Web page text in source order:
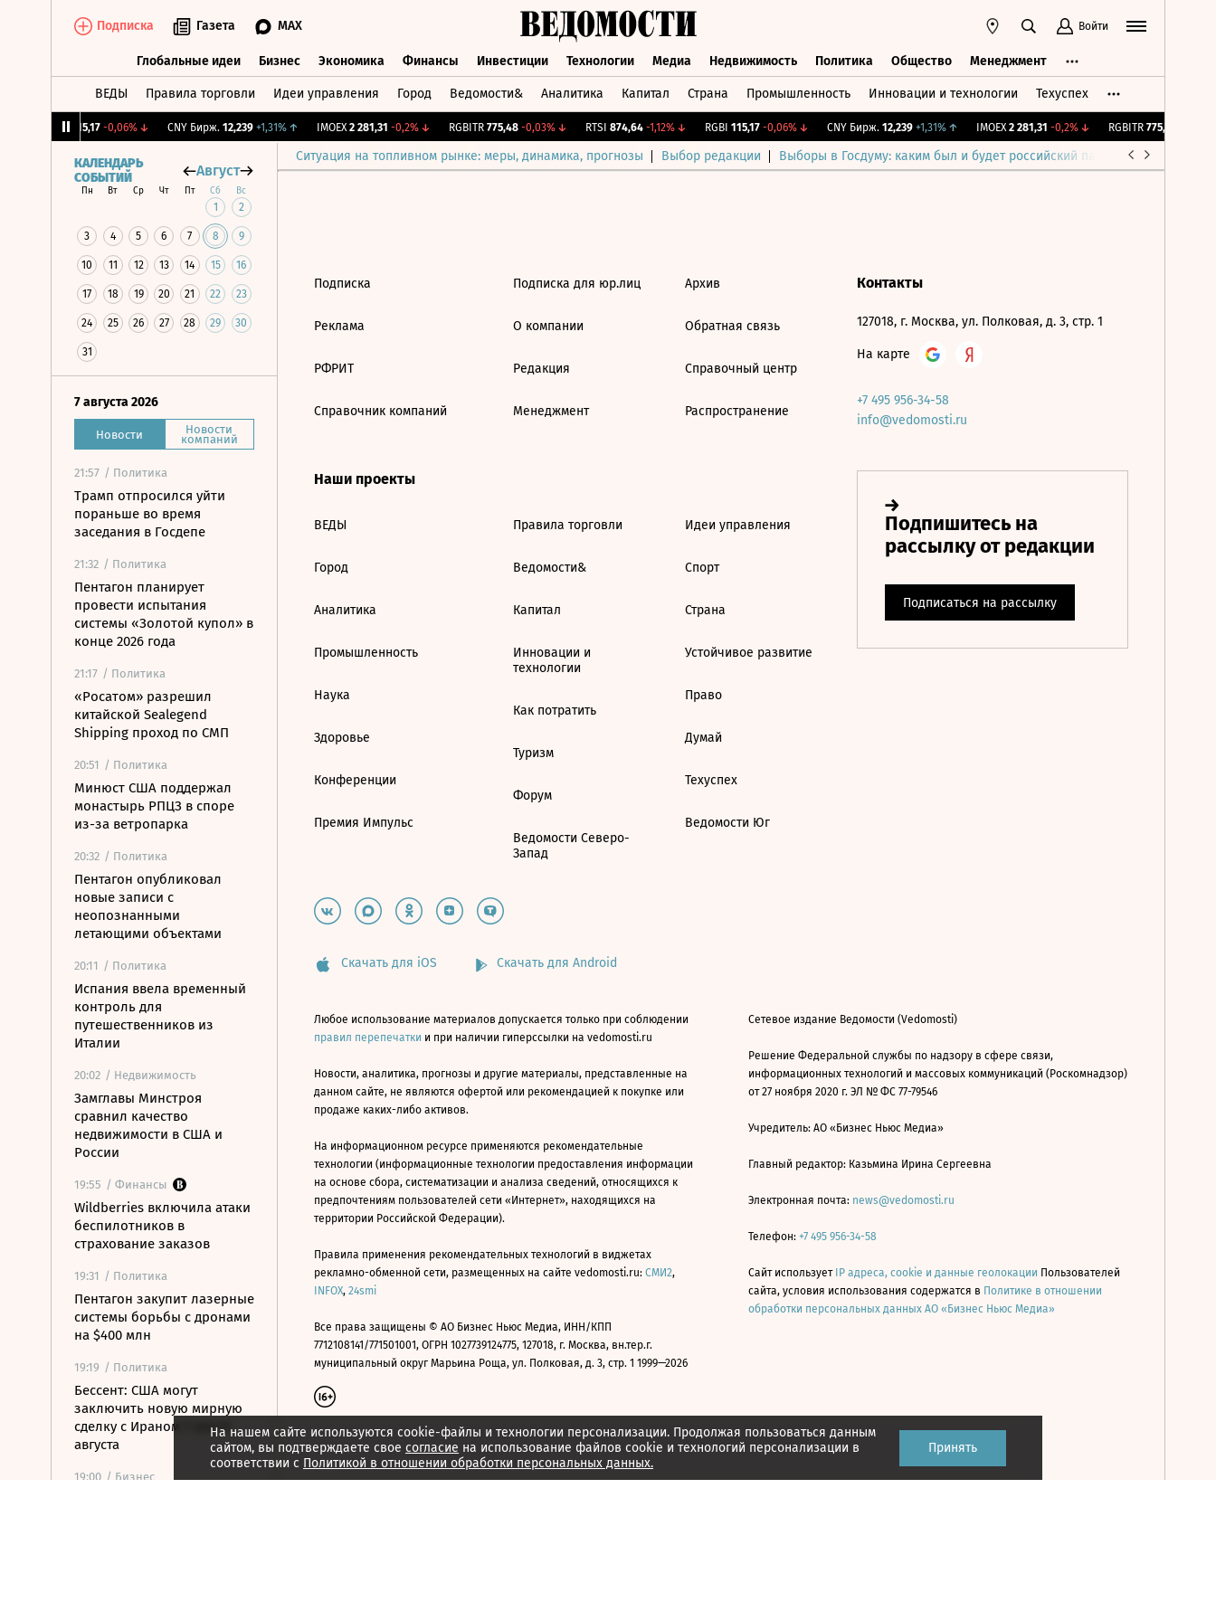
Подписка Газета MAX Войти
Глобальные идеи Бизнес Экономика Финансы Инвестиции Технологии Медиа Недвижимость Политика Общество Менеджмент
ВЕДЫ Правила торговли Идеи управления Город Ведомости& Аналитика Капитал Страна Промышленность Инновации и технологии Техуспех
115,17 -0,06%↓ CNY Бирж. 12,239 +1,31%↑ IMOEX 2 281,31 -0,2%↓ RGBITR 775,48 -0,03%↓ RTSI 874,64 -1,12%↓ RGBI 115,17 -0,06%↓ CNY Бирж. 12,239 +1,31%↑ IMOEX 2 281,31 -0,2%↓ RGBITR 775,48
Ситуация на топливном рынке: меры, динамика, прогнозы Выбор редакции Выборы в Госдуму: каким был и будет российский парламент
КАЛЕНДАРЬ
СОБЫТИЙ
Август
Пн Вт Ср Чт Пт Сб Вс
1 2
3 4 5 6 7 8 9
10 11 12 13 14 15 16
17 18 19 20 21 22 23
24 25 26 27 28 29 30
31
7 августа 2026
Новости Новости
компаний
21:57 / Политика
Трамп отпросился уйти
пораньше во время
заседания в Госдепе
21:32 / Политика
Пентагон планирует
провести испытания
системы «Золотой купол» в
конце 2026 года
21:17 / Политика
«Росатом» разрешил
китайской Sealegend
Shipping проход по СМП
20:51 / Политика
Минюст США поддержал
монастырь РПЦЗ в споре
из-за ветропарка
20:32 / Политика
Пентагон опубликовал
новые записи с
неопознанными
летающими объектами
20:11 / Политика
Испания ввела временный
контроль для
путешественников из
Италии
20:02 / Недвижимость
Замглавы Минстроя
сравнил качество
недвижимости в США и
России
19:55 / Финансы
Wildberries включила атаки
беспилотников в
страхование заказов
19:31 / Политика
Пентагон закупит лазерные
системы борьбы с дронами
на $400 млн
19:19 / Политика
Бессент: США могут
заключить новую мирную
сделку с Ираном 7 или 8
августа
19:00 / Бизнес
На нашем сайте используются cookie-файлы и технологии персонализации. Продолжая пользоваться данным
сайтом, вы подтверждаете свое согласие на использование файлов cookie и технологий персонализации в
соответствии с Политикой в отношении обработки персональных данных.
Принять
Подписка
Реклама
РФРИТ
Справочник компаний
Подписка для юр.лиц
О компании
Редакция
Менеджмент
Архив
Обратная связь
Справочный центр
Распространение
Наши проекты
ВЕДЫ
Город
Аналитика
Промышленность
Наука
Здоровье
Конференции
Премия Импульс
Правила торговли
Ведомости&
Капитал
Инновации и
технологии
Как потратить
Туризм
Форум
Ведомости Северо-
Запад
Идеи управления
Спорт
Страна
Устойчивое развитие
Право
Думай
Техуспех
Ведомости Юг
Контакты
127018, г. Москва, ул. Полковая, д. 3, стр. 1
На карте
+7 495 956-34-58
info@vedomosti.ru
Скачать для iOS Скачать для Android
Любое использование материалов допускается только при соблюдении
правил перепечатки и при наличии гиперссылки на vedomosti.ru
Новости, аналитика, прогнозы и другие материалы, представленные на
данном сайте, не являются офертой или рекомендацией к покупке или
продаже каких-либо активов.
На информационном ресурсе применяются рекомендательные
технологии (информационные технологии предоставления информации
на основе сбора, систематизации и анализа сведений, относящихся к
предпочтениям пользователей сети «Интернет», находящихся на
территории Российской Федерации).
Правила применения рекомендательных технологий в виджетах
рекламно-обменной сети, размещенных на сайте vedomosti.ru: СМИ2,
INFOX, 24smi
Все права защищены © АО Бизнес Ньюс Медиа, ИНН/КПП
7712108141/771501001, ОГРН 1027739124775, 127018, г. Москва, вн.тер.г.
муниципальный округ Марьина Роща, ул. Полковая, д. 3, стр. 1 1999—2026
Сетевое издание Ведомости (Vedomosti)
Решение Федеральной службы по надзору в сфере связи,
информационных технологий и массовых коммуникаций (Роскомнадзор)
от 27 ноября 2020 г. ЭЛ № ФС 77-79546
Учредитель: АО «Бизнес Ньюс Медиа»
Главный редактор: Казьмина Ирина Сергеевна
Электронная почта: news@vedomosti.ru
Телефон: +7 495 956-34-58
Сайт использует IP адреса, cookie и данные геолокации Пользователей
сайта, условия использования содержатся в Политике в отношении
обработки персональных данных АО «Бизнес Ньюс Медиа»